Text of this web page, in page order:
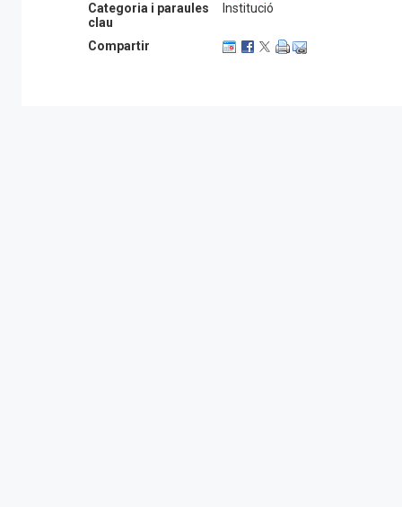
Categoria i paraules
clau
Institució
Compartir